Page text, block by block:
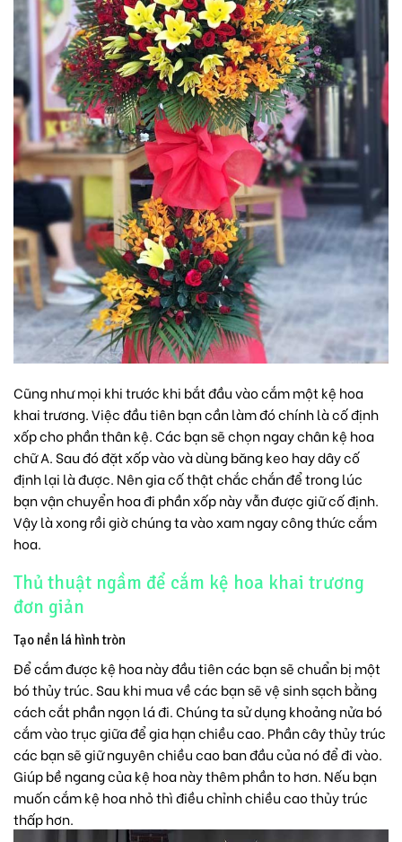
Cũng như mọi khi trước khi bắt đầu vào cắm một kệ hoa
khai trương. Việc đầu tiên bạn cần làm đó chính là cố định
xốp cho phần thân kệ. Các bạn sẽ chọn ngay chân kệ hoa
chữ A. Sau đó đặt xốp vào và dùng băng keo hay dây cố
định lại là được. Nên gia cố thật chắc chắn để trong lúc
bạn vận chuyển hoa đi phần xốp này vẫn được giữ cố định.
Vậy là xong rồi giờ chúng ta vào xam ngay công thức cắm
hoa.
Thủ thuật ngầm để cắm kệ hoa khai trương
đơn giản
Tạo nền lá hình tròn
Để cắm được kệ hoa này đầu tiên các bạn sẽ chuẩn bị một
bó thủy trúc. Sau khi mua về các bạn sẽ vệ sinh sạch bằng
cách cắt phần ngọn lá đi. Chúng ta sử dụng khoảng nửa bó
cắm vào trục giữa để gia hạn chiều cao. Phần cây thủy trúc
các bạn sẽ giữ nguyên chiều cao ban đầu của nó để đi vào.
Giúp bề ngang của kệ hoa này thêm phần to hơn. Nếu bạn
muốn cắm kệ hoa nhỏ thì điều chỉnh chiều cao thủy trúc
thấp hơn.